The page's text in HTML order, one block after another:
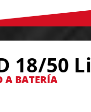
18/50 Li
A BATERÍA